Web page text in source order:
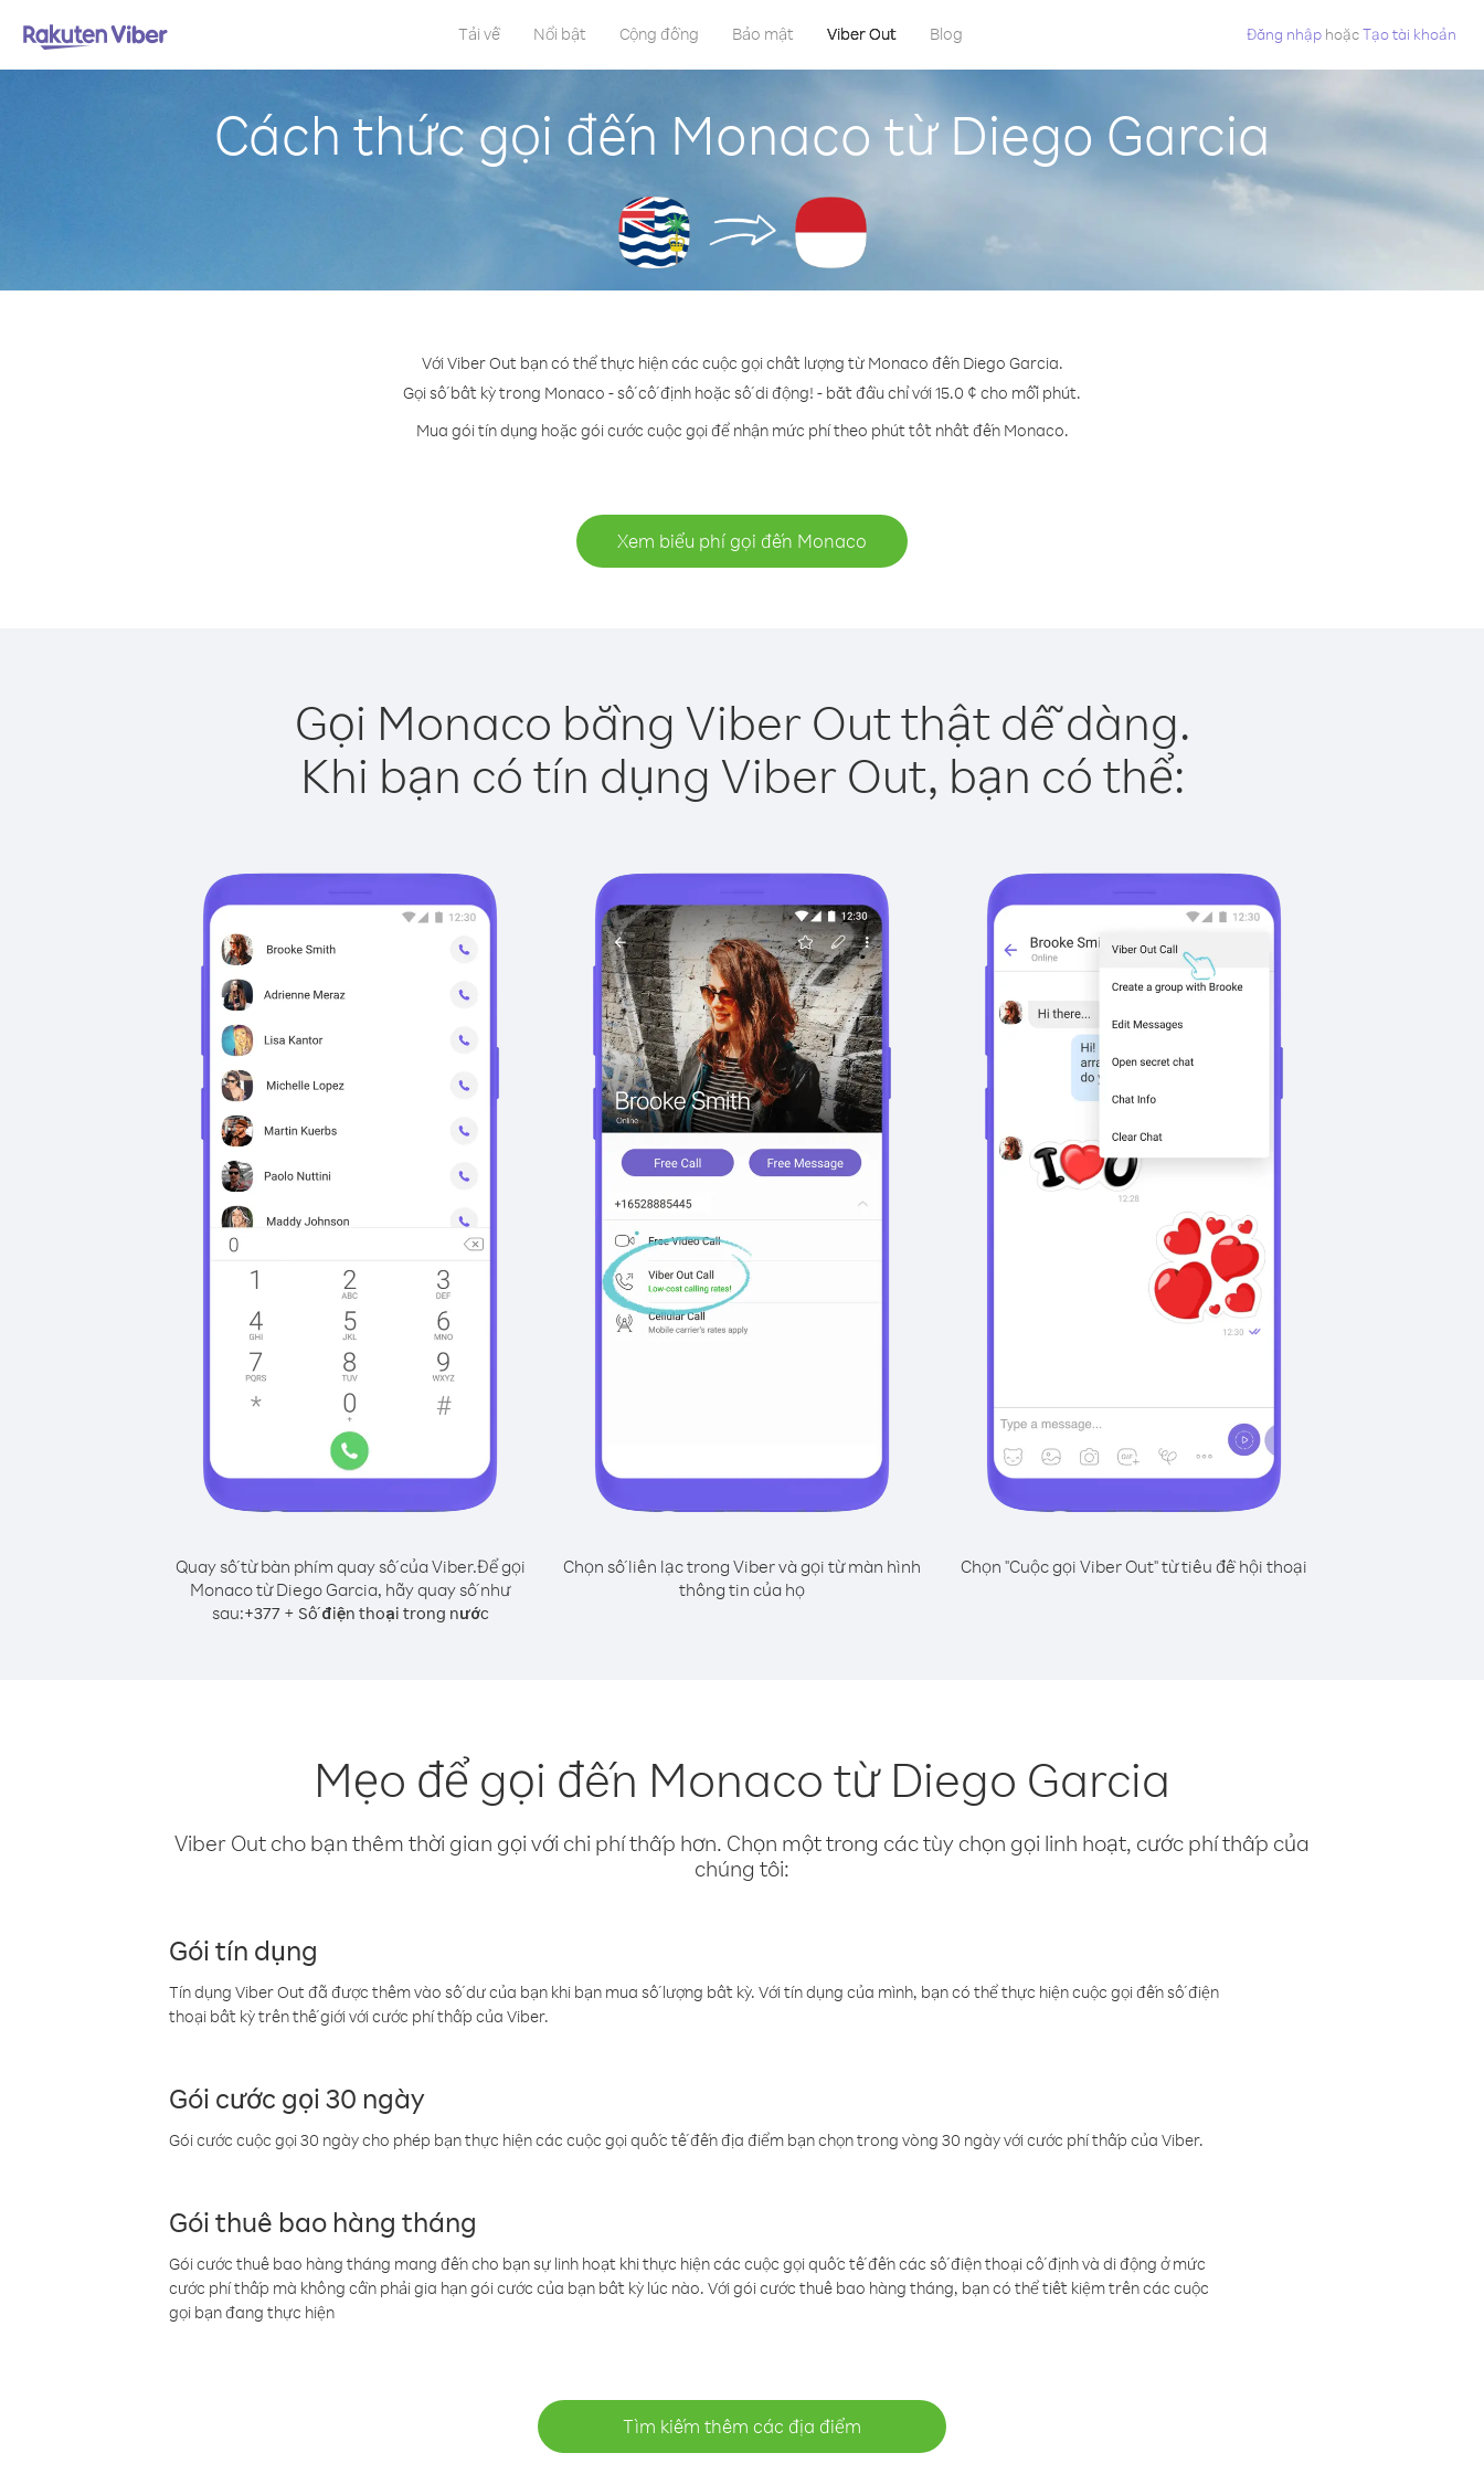
Tải về Nổi bật Cộng đồng Bảo mật Viber Out Blog Đăng nhập hoặcTạo tài khoản
Cách thức gọi đến Monaco từ Diego Garcia
Với Viber Out bạn có thể thực hiện các cuộc gọi chất lượng từ Monaco đến Diego Garcia.
Gọi số bất kỳ trong Monaco - số cố định hoặc số di động! - bắt đầu chỉ với 15.0 ¢ cho mỗi phút.
Mua gói tín dụng hoặc gói cước cuộc gọi để nhận mức phí theo phút tốt nhất đến Monaco.
Xem biểu phí gọi đến Monaco
Gọi Monaco bằng Viber Out thật dễ dàng.
Khi bạn có tín dụng Viber Out, bạn có thể:
Quay số từ bàn phím quay số của Viber.Để gọi
Monaco từ Diego Garcia, hãy quay số như
sau:+377+ Số điện thoại trong nước
Chọn số liên lạc trong Viber và gọi từ màn hình
thông tin của họ
Chọn "Cuộc gọi Viber Out" từ tiêu đề hội thoại
Mẹo để gọi đến Monaco từ Diego Garcia
Viber Out cho bạn thêm thời gian gọi với chi phí thấp hơn. Chọn một trong các tùy chọn gọi linh hoạt, cước phí thấp của
chúng tôi:
Gói tín dụng
Tín dụng Viber Out đã được thêm vào số dư của bạn khi bạn mua số lượng bất kỳ. Với tín dụng của mình, bạn có thể thực hiện cuộc gọi đến số điện
thoại bất kỳ trên thế giới với cước phí thấp của Viber.
Gói cước gọi 30 ngày
Gói cước cuộc gọi 30 ngày cho phép bạn thực hiện các cuộc gọi quốc tế đến địa điểm bạn chọn trong vòng 30 ngày với cước phí thấp của Viber.
Gói thuê bao hàng tháng
Gói cước thuê bao hàng tháng mang đến cho bạn sự linh hoạt khi thực hiện các cuộc gọi quốc tế đến các số điện thoại cố định và di động ở mức
cước phí thấp mà không cần phải gia hạn gói cước của bạn bất kỳ lúc nào. Với gói cước thuê bao hàng tháng, bạn có thể tiết kiệm trên các cuộc
gọi bạn đang thực hiện
Tìm kiếm thêm các địa điểm